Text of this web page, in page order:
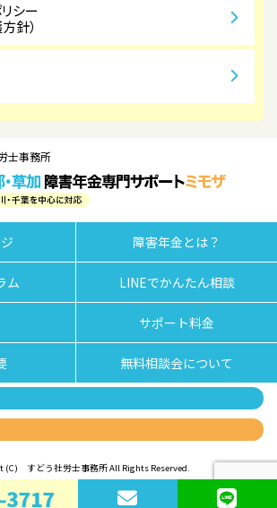
シー
針）
士事務所
障害年金とは？
ム LINEでかんたん相談
サポート料金
無料相談会について
(C) すどう社労士事務所 All Rights Reserved.